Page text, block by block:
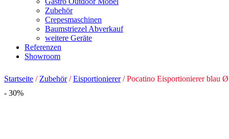
Zubehör
Crepesmaschinen
Baumstriezel Abverkauf
weitere Geräte
Referenzen
Showroom
Startseite / Zubehör/Eisportionierer/ Pocatino Eisportionierer blau
- 30%